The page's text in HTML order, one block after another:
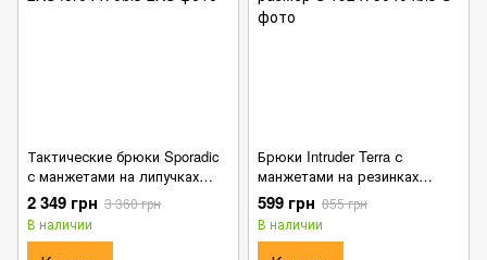
Тактические брюки Sporadic
с манжетами на липучках
пиксель размер 2XS
2 349 грн 3 360 грн
В наличии
Брюки Intruder Terra с
манжетами на резинках
темно-зеленый пиксель
размер S
599 грн 855 грн
В наличии